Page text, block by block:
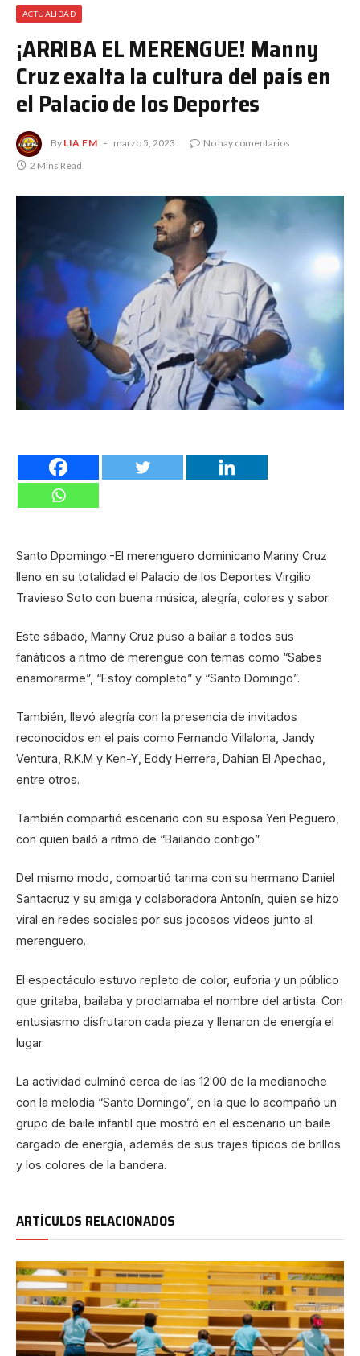
ACTUALIDAD
¡ARRIBA EL MERENGUE! Manny
Cruz exalta la cultura del país en
el Palacio de los Deportes
By LIA FM marzo 5, 2023
No hay comentarios
2 Mins Read
Santo Dpomingo.-El merenguero dominicano Manny Cruz
lleno en su totalidad el Palacio de los Deportes Virgilio
Travieso Soto con buena música, alegría, colores y sabor.
Este sábado, Manny Cruz puso a bailar a todos sus
fanáticos a ritmo de merengue con temas como “Sabes
enamorarme”, “Estoy completo” y “Santo Domingo”.
También, llevó alegría con la presencia de invitados
reconocidos en el país como Fernando Villalona, Jandy
Ventura, R.K.M y Ken-Y, Eddy Herrera, Dahian El Apechao,
entre otros.
También compartió escenario con su esposa Yeri Peguero,
con quien bailó a ritmo de “Bailando contigo”.
Del mismo modo, compartió tarima con su hermano Daniel
Santacruz y su amiga y colaboradora Antonín, quien se hizo
viral en redes sociales por sus jocosos videos junto al
merenguero.
El espectáculo estuvo repleto de color, euforia y un público
que gritaba, bailaba y proclamaba el nombre del artista. Con
entusiasmo disfrutaron cada pieza y llenaron de energía el
lugar.
La actividad culminó cerca de las 12:00 de la medianoche
con la melodía “Santo Domingo”, en la que lo acompañó un
grupo de baile infantil que mostró en el escenario un baile
cargado de energía, además de sus trajes típicos de brillos
y los colores de la bandera.
ARTÍCULOS RELACIONADOS